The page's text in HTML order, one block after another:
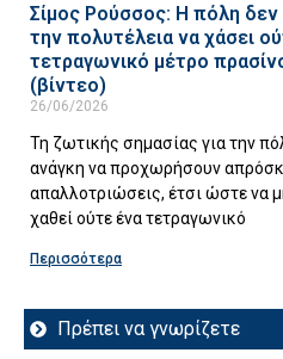
Σίμος Ρούσσος: Η πόλη δεν
την πολυτέλεια να χάσει
τετραγωνικό μέτρο
(βίντεο)
26/06/2026
Τη ζωτικής σημασίας για την
ανάγκη να προχωρήσουν
απαλλοτριώσεις, έτσι ώστε να
χαθεί ούτε ένα τετραγωνικό
Περισσότερα
Πρέπει να γνωρίζετε